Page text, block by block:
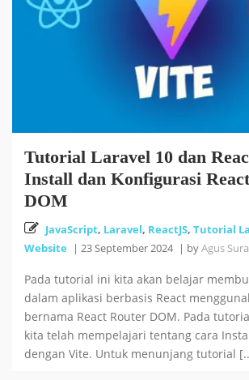
Tutorial Laravel 10 dan
Install dan Konfigurasi
DOM
JavaScript, Laravel, ReactJS, Tutorial
Website
| 23 September 2024 | byAgus
Pada tutorial ini kita akan belajar
dalam aplikasi berbasis React
bernama React Router DOM. Pada
kita telah mempelajari tentang cara
dengan Vite. Untuk menunjang tutorial